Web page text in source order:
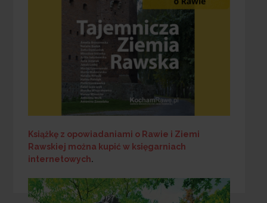
Książkę z opowiadaniami o Rawie i Ziemi
Rawskiej można kupić w księgarniach
internetowych.